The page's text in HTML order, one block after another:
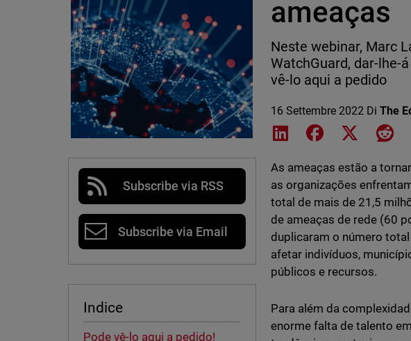
Subscribe via RSS
Subscribe via Email
Indice
Pode vê-lo aqui a pedido!
ameaças
Neste webinar, Marc
WatchGuard, dar-lhe-
vê-lo aqui a pedido
16 Settembre 2022 DiThe
Share on LinkedIn
Share onShare on X
As ameaças estão a
as organizações
total de mais de 21,5
de ameaças de rede (60
duplicaram o número
afetar indivíduos,
públicos e recursos.
Para além da
enorme falta de talento